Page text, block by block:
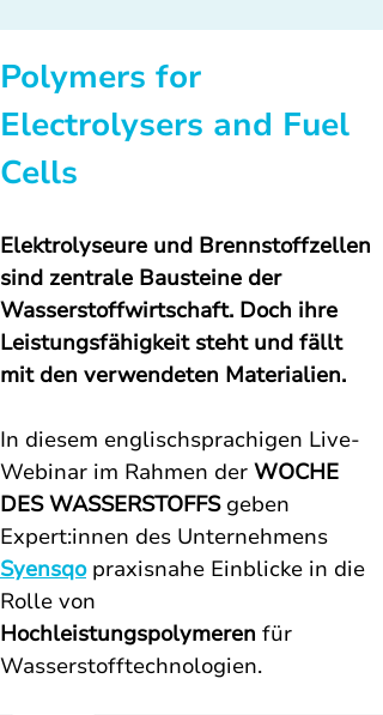
Polymers for
Electrolysers and Fuel
Cells
Elektrolyseure und Brennstoffzellen
sind zentrale Bausteine der
Wasserstoffwirtschaft. Doch ihre
Leistungsfähigkeit steht und fällt
mit den verwendeten Materialien.
In diesem englischsprachigen Live-
Webinar im Rahmen der WOCHE
DES WASSERSTOFFS geben
Expert:innen des Unternehmens
Syensqo praxisnahe Einblicke in die
Rolle von
Hochleistungspolymeren für
Wasserstofftechnologien.